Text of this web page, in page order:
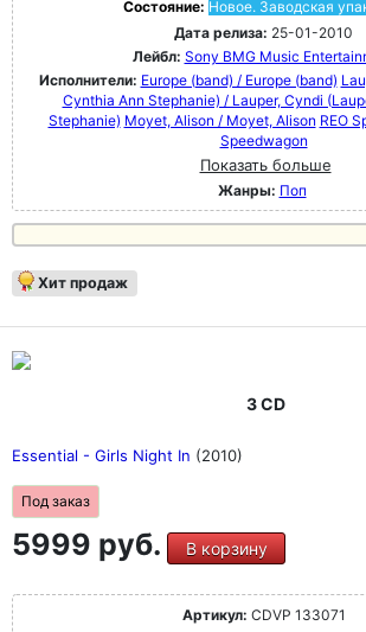
Состояние: Новое. Заводская
Дата релиза: 25-01-2010
Лейбл: Sony BMG Music
Исполнители: Europe (band) / Europe (band)
Cynthia Ann Stephanie) / Lauper, Cyndi
Stephanie) Moyet, Alison / Moyet, Alison REO
Speedwagon
Показать больше
Жанры: Поп
Хит продаж
3 CD
Essential - Girls Night In (2010)
Под заказ
5999 руб. В корзину
Артикул: CDVP 133071